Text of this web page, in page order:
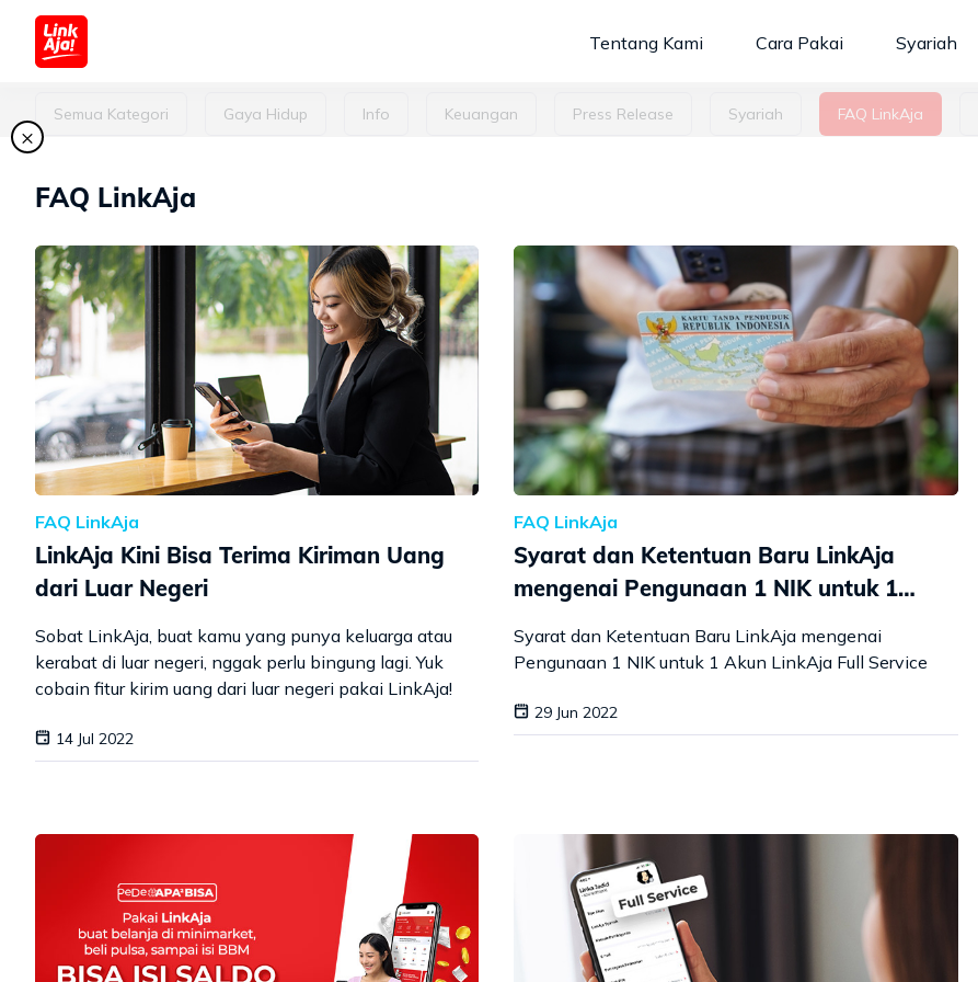
Tentang Kami Cara Pakai Syariah
Seputar LinkAja
Semua Kategori Gaya Hidup Info Keuangan Press Release Syariah FAQ LinkAja
FAQ LinkAja
FAQ LinkAja
LinkAja Kini Bisa Terima Kiriman Uang
dari Luar Negeri
Sobat LinkAja, buat kamu yang punya keluarga atau
kerabat di luar negeri, nggak perlu bingung lagi. Yuk
cobain fitur kirim uang dari luar negeri pakai LinkAja!
14 Jul 2022
FAQ LinkAja
Syarat dan Ketentuan Baru LinkAja
mengenai Pengunaan 1 NIK untuk 1
Syarat dan Ketentuan Baru LinkAja mengenai
Pengunaan 1 NIK untuk 1 Akun LinkAja Full Service
29 Jun 2022
×